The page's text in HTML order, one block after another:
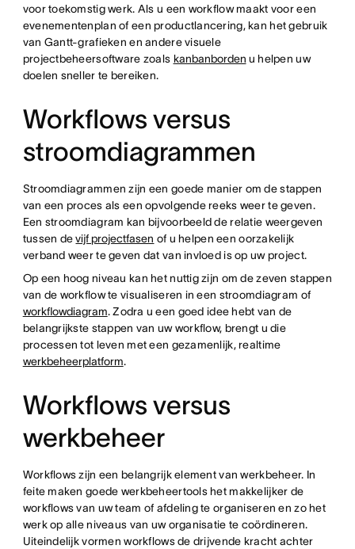
voor toekomstig werk. Als u een workflow maakt voor een
evenementenplan of een productlancering, kan het gebruik
van Gantt-grafieken en andere visuele
projectbeheersoftware zoals kanbanborden u helpen uw
doelen sneller te bereiken.
Workflows versus
stroomdiagrammen
Stroomdiagrammen zijn een goede manier om de stappen
van een proces als een opvolgende reeks weer te geven.
Een stroomdiagram kan bijvoorbeeld de relatie weergeven
tussen devijf projectfasen of u helpen een oorzakelijk
verband weer te geven dat van invloed is op uw project.
Op een hoog niveau kan het nuttig zijn om de zeven stappen
van de workflow te visualiseren in een stroomdiagram of
workflowdiagram. Zodra u een goed idee hebt van de
belangrijkste stappen van uw workflow, brengt u die
processen tot leven met een gezamenlijk, realtime
werkbeheerplatform.
Workflows versus
werkbeheer
Workflows zijn een belangrijk element van werkbeheer. In
feite maken goede werkbeheertools het makkelijker de
workflows van uw team of afdeling te organiseren en zo het
werk op alle niveaus van uw organisatie te coördineren.
Uiteindelijk vormen workflows de drijvende kracht achter